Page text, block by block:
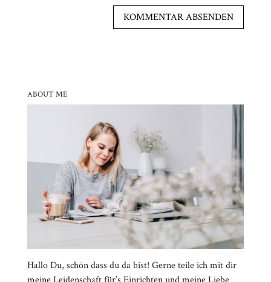
ABOUT ME
Hallo Du, schön dass du da bist! Gerne teile ich mit dir